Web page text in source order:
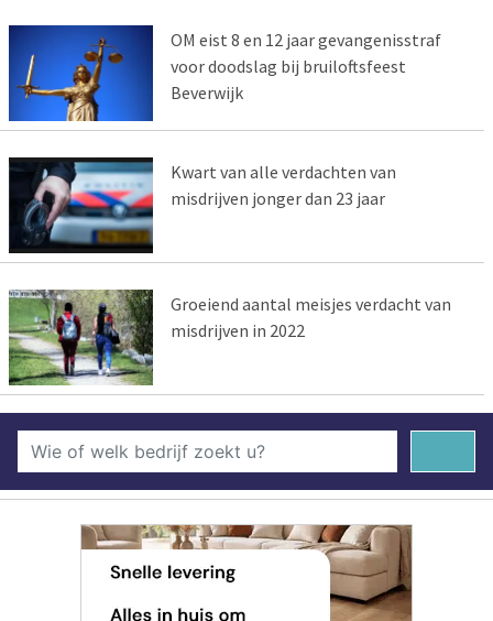
OM eist 8 en 12 jaar gevangenisstraf
voor doodslag bij bruiloftsfeest
Beverwijk
Kwart van alle verdachten van
misdrijven jonger dan 23 jaar
Groeiend aantal meisjes verdacht van
misdrijven in 2022